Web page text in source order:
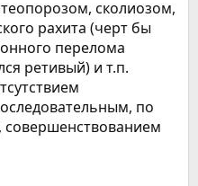
сколиозом,
рахита (черт бы
перелома
ретивый) и т.п.
по